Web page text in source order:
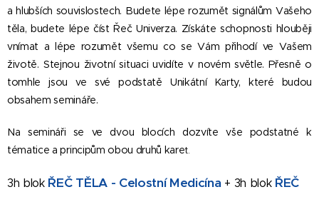
a hlubších souvislostech. Budete lépe rozumět signálům Vašeho
těla, budete lépe číst Řeč Univerza. Získáte schopnosti hlouběji
vnímat a lépe rozumět všemu co se Vám přihodí ve Vašem
životě. Stejnou životní situaci uvidíte v novém světle. Přesně o
tomhle jsou ve své podstatě Unikátní Karty, které budou
obsahem semináře.
Na semináři se ve dvou blocích dozvíte vše podstatné k
tématice a principům obou druhů karet.
3h blok ŘEČ TĚLA - Celostní Medicína + 3h blok ŘEČ